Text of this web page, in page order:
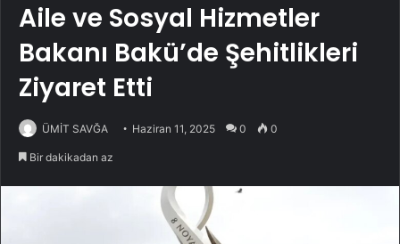
Aile ve Sosyal Hizmetler
Bakanı Bakü’de Şehitlikleri
Ziyaret Etti
ÜMİT SAVĞA Haziran 11, 2025 0 0
Bir dakikadan az